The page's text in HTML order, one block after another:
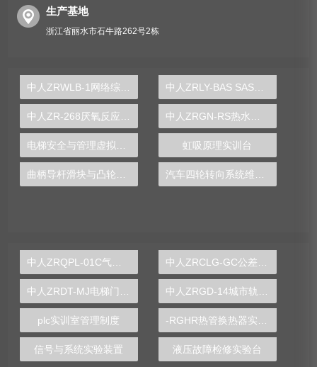
生产基地
浙江省丽水市石牛路262号2栋
中人ZRLY-BAS SAS及BAS集成系统应用实训平台
虹吸原理实训台
plc实训室管理制度
信号与系统实验装置 液压故障检修实验台